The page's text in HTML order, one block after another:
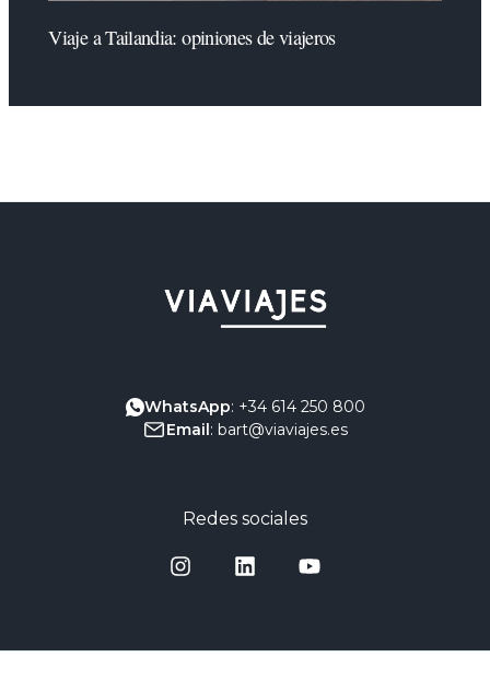
Viaje a Tailandia: opiniones de viajeros
WhatsApp: +34 614 250 800
Email: bart@viaviajes.es
Redes sociales